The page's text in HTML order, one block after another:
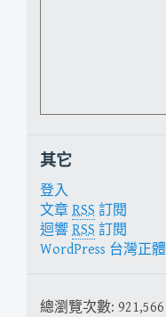
其它
登入
文章 RSS 訂閱
迴響 RSS 訂閱
WordPress 台灣正
總瀏覽次數: 921,566